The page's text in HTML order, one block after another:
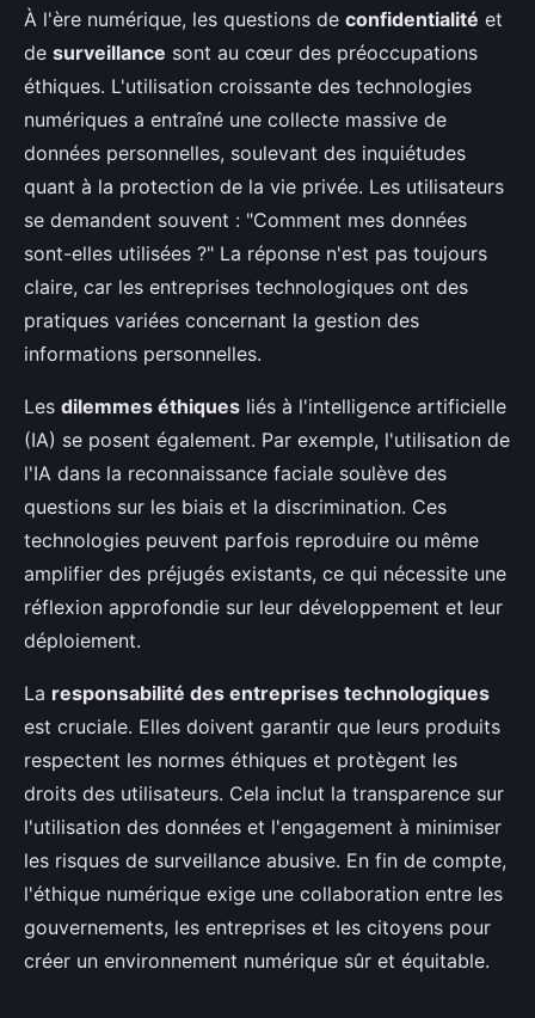
À l'ère numérique, les questions de confidentialité et
de surveillance sont au cœur des préoccupations
éthiques. L'utilisation croissante des technologies
numériques a entraîné une collecte massive de
données personnelles, soulevant des inquiétudes
quant à la protection de la vie privée. Les utilisateurs
se demandent souvent : "Comment mes données
sont-elles utilisées ?" La réponse n'est pas toujours
claire, car les entreprises technologiques ont des
pratiques variées concernant la gestion des
informations personnelles.
Les dilemmes éthiques liés à l'intelligence artificielle
(IA) se posent également. Par exemple, l'utilisation de
l'IA dans la reconnaissance faciale soulève des
questions sur les biais et la discrimination. Ces
technologies peuvent parfois reproduire ou même
amplifier des préjugés existants, ce qui nécessite une
réflexion approfondie sur leur développement et leur
déploiement.
La responsabilité des entreprises technologiques
est cruciale. Elles doivent garantir que leurs produits
respectent les normes éthiques et protègent les
droits des utilisateurs. Cela inclut la transparence sur
l'utilisation des données et l'engagement à minimiser
les risques de surveillance abusive. En fin de compte,
l'éthique numérique exige une collaboration entre les
gouvernements, les entreprises et les citoyens pour
créer un environnement numérique sûr et équitable.